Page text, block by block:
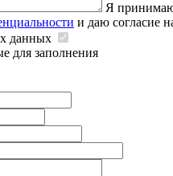
Я
и даю согласие
данных
для заполнения